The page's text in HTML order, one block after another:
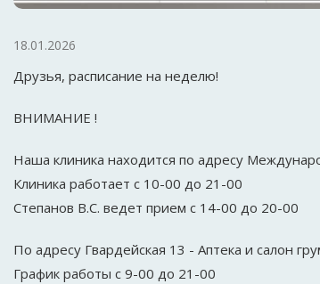
18.01.2026
Друзья, расписание на неделю!
ВНИМАНИЕ !
Наша клиника находится по адресу
Клиника работает с 10-00 до 21-00
Степанов В.С. ведет прием с 14-00 до 20-00
По адресу Гвардейская 13 - Аптека и салон
График работы с 9-00 до 21-00